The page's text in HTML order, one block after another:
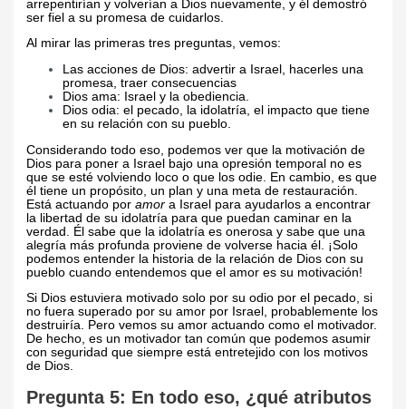
arrepentirían y volverían a Dios nuevamente, y él demostró
ser fiel a su promesa de cuidarlos.
Al mirar las primeras tres preguntas, vemos:
Las acciones de Dios: advertir a Israel, hacerles una
promesa, traer consecuencias
Dios ama: Israel y la obediencia.
Dios odia: el pecado, la idolatría, el impacto que tiene
en su relación con su pueblo.
Considerando todo eso, podemos ver que la motivación de
Dios para poner a Israel bajo una opresión temporal no es
que se esté volviendo loco o que los odie. En cambio, es que
él tiene un propósito, un plan y una meta de restauración.
Está actuando poramor a Israel para ayudarlos a encontrar
la libertad de su idolatría para que puedan caminar en la
verdad. Él sabe que la idolatría es onerosa y sabe que una
alegría más profunda proviene de volverse hacia él. ¡Solo
podemos entender la historia de la relación de Dios con su
pueblo cuando entendemos que el amor es su motivación!
Si Dios estuviera motivado solo por su odio por el pecado, si
no fuera superado por su amor por Israel, probablemente los
destruiría. Pero vemos su amor actuando como el motivador.
De hecho, es un motivador tan común que podemos asumir
con seguridad que siempre está entretejido con los motivos
de Dios.
Pregunta 5: En todo eso, ¿qué atributos